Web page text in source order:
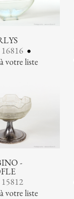
votre liste
-
15812
votre liste